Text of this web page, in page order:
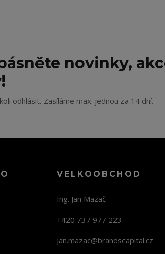
novinky,
odhlásit. Zasíláme max. jednou za 14 dní.
VELKOOBCHOD
Ing. Jan Mazač
+420 737 977 223
jan.mazac@brandscapital.cz